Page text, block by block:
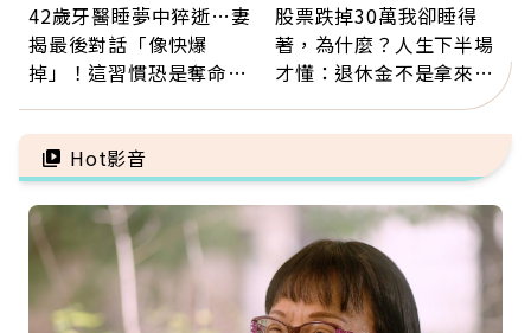
42歲牙醫睡夢中猝逝…妻
揭最後對話「像快爆
掉」！這習慣恐是奪命原
命交換
股票跌掉30萬我卻睡得
著，為什麼？人生下半場
才懂：退休金不是拿來拚
翻倍，投資可以輸，人生
不能賭
Hot影音